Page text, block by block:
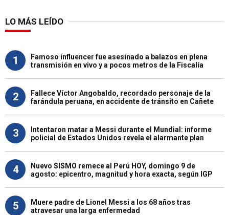
LO MÁS LEÍDO
1
Famoso influencer fue asesinado a balazos en plena
transmisión en vivo y a pocos metros de la Fiscalía
2
Fallece Víctor Angobaldo, recordado personaje de la
farándula peruana, en accidente de tránsito en Cañete
3
Intentaron matar a Messi durante el Mundial: informe
policial de Estados Unidos revela el alarmante plan
4
Nuevo SISMO remece al Perú HOY, domingo 9 de
agosto: epicentro, magnitud y hora exacta, según IGP
5
Muere padre de Lionel Messi a los 68 años tras
atravesar una larga enfermedad